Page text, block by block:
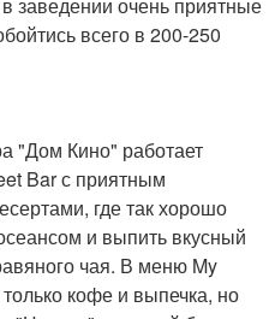
всего в 200-250
"Дом Кино" работает
Bar с приятным
где так хорошо
и выпить вкусный
чая. В меню My
кофе и выпечка, но